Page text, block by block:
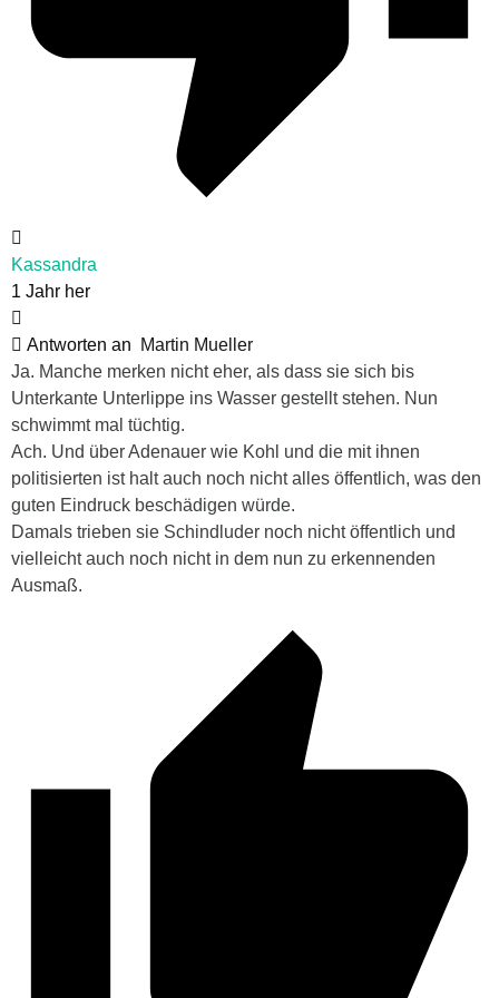
Kassandra
1 Jahr her
Antworten an
Martin Mueller
Ja. Manche merken nicht eher, als dass sie sich bis
Unterkante Unterlippe ins Wasser gestellt stehen. Nun
schwimmt mal tüchtig.
Ach. Und über Adenauer wie Kohl und die mit ihnen
politisierten ist halt auch noch nicht alles öffentlich, was den
guten Eindruck beschädigen würde.
Damals trieben sie Schindluder noch nicht öffentlich und
vielleicht auch noch nicht in dem nun zu erkennenden
Ausmaß.